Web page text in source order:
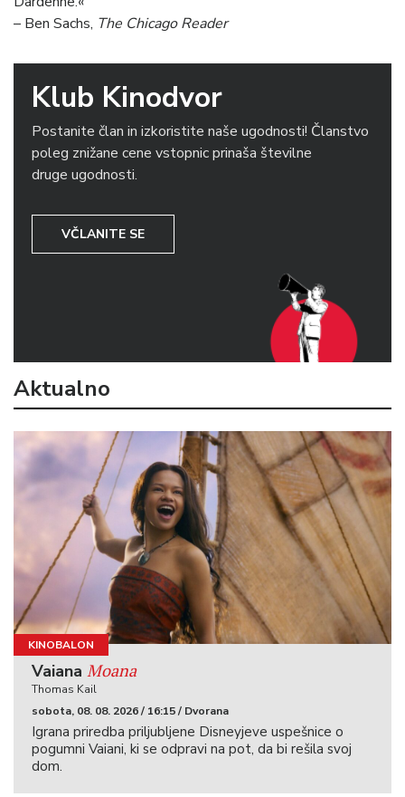
– Ben Sachs, The Chicago Reader
Klub Kinodvor
Postanite član in izkoristite naše ugodnosti! Članstvo
poleg znižane cene vstopnic prinaša številne
druge ugodnosti.
VČLANITE SE
Aktualno
KINOBALON
Vaiana Moana
Thomas Kail
sobota, 08. 08. 2026 / 16:15 / Dvorana
Igrana priredba priljubljene Disneyjeve uspešnice o
pogumni Vaiani, ki se odpravi na pot, da bi rešila svoj
dom.